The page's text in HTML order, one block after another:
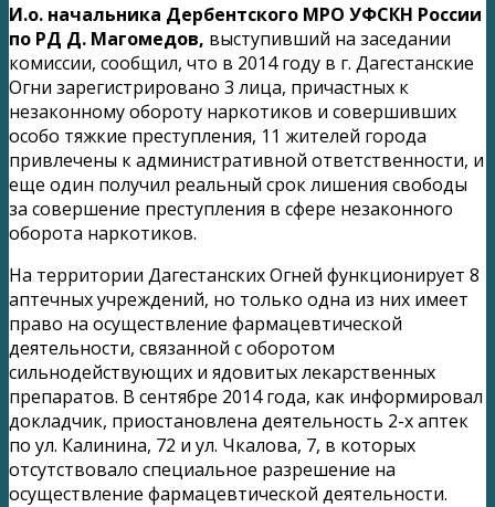
И.о. начальника Дербентского МРО УФСКН России
по РД Д. Магомедов, выступивший на заседании
комиссии, сообщил, что в 2014 году в г. Дагестанские
Огни зарегистрировано 3 лица, причастных к
незаконному обороту наркотиков и совершивших
особо тяжкие преступления, 11 жителей города
привлечены к административной ответственности, и
еще один получил реальный срок лишения свободы
за совершение преступления в сфере незаконного
оборота наркотиков.
На территории Дагестанских Огней функционирует 8
аптечных учреждений, но только одна из них имеет
право на осуществление фармацевтической
деятельности, связанной с оборотом
сильнодействующих и ядовитых лекарственных
препаратов. В сентябре 2014 года, как информировал
докладчик, приостановлена деятельность 2-х аптек
по ул. Калинина, 72 и ул. Чкалова, 7, в которых
отсутствовало специальное разрешение на
осуществление фармацевтической деятельности.